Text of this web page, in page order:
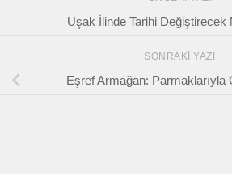
Uşak İlinde Tarihi Değiştirecek
SONRAKI YAZI
Eşref Armağan: Parmaklarıyla